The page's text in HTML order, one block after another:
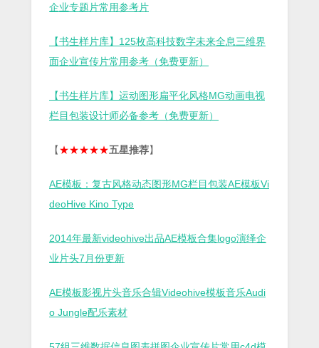
企业专题片常用参考片
【书生样片库】125枚高科技数字未来全息三维界
面企业宣传片常用参考（免费更新）
【书生样片库】运动图形扁平化风格MG动画电视
栏目包装设计师必备参考（免费更新）
【★★★★★五星推荐】
AE模板：复古风格动态图形MG栏目包装AE模板Vi
deoHive Kino Type
2014年最新videohive出品AE模板合集logo演绎企
业片头7月份更新
AE模板影视片头音乐合辑Videohive模板音乐Audi
o Jungle配乐素材